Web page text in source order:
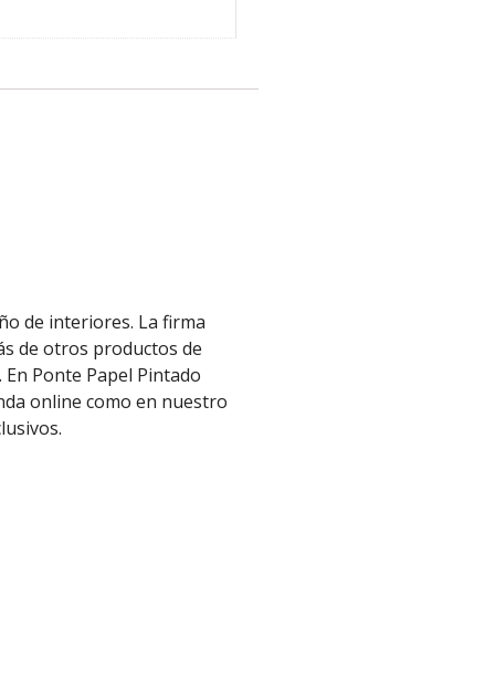
de interiores. La firma
de otros productos de
. En Ponte Papel Pintado
online como en nuestro